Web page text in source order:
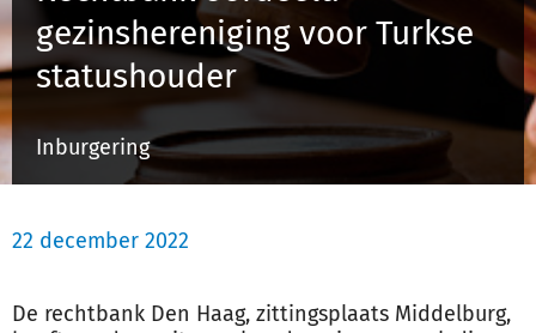
Inloggen
Registreren
gezinshereniging voor Turkse
statushouder
Inburgering
22 december 2022
De rechtbank Den Haag, zittingsplaats Middelburg,